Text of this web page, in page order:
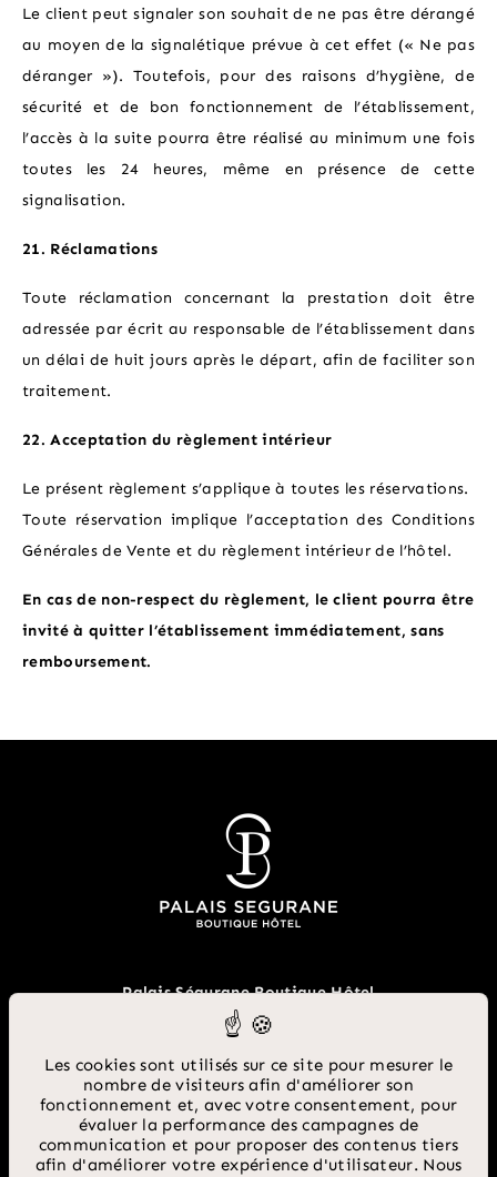
04 65 00 09 85
reservations@palaissegurane.com
Le client peut signaler son souhait de ne pas être dérangé
au moyen de la signalétique prévue à cet effet (« Ne pas
déranger »). Toutefois, pour des raisons d’hygiène, de
sécurité et de bon fonctionnement de l’établissement,
l’accès à la suite pourra être réalisé au minimum une fois
toutes les 24 heures, même en présence de cette
signalisation.
21. Réclamations
Toute réclamation concernant la prestation doit être
adressée par écrit au responsable de l’établissement dans
un délai de huit jours après le départ, afin de faciliter son
traitement.
22. Acceptation du règlement intérieur
Le présent règlement s’applique à toutes les réservations.
Toute réservation implique l’acceptation des Conditions
Générales de Vente et du règlement intérieur de l’hôtel.
En cas de non-respect du règlement, le client pourra être
invité à quitter l’établissement immédiatement, sans
remboursement.
Palais Ségurane Boutique Hôtel
22 rue Catherine Ségurane
06300 - Nice
04 65 00 09 85
reservations@palaissegurane.com
Les cookies sont utilisés sur ce site pour mesurer le
nombre de visiteurs afin d'améliorer son
fonctionnement et, avec votre consentement, pour
évaluer la performance des campagnes de
communication et pour proposer des contenus tiers
afin d'améliorer votre expérience d'utilisateur. Nous